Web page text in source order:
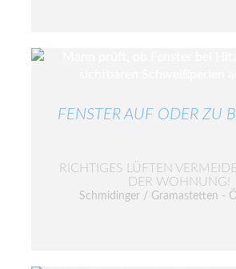
FENSTER AUF ODER ZU
RICHTIGES LÜFTEN
DER WOHNUNG!
Schmidinger / Gramastetten -